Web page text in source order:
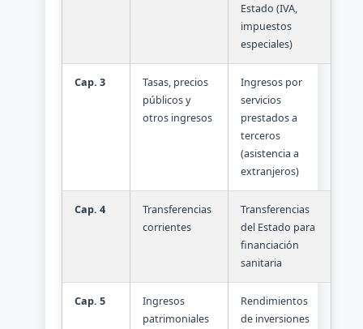
Estado (IVA,
impuestos
especiales)
Cap. 3
Tasas, precios
públicos y
otros ingresos
Ingresos por
servicios
prestados a
terceros
(asistencia a
extranjeros)
Cap. 4
Transferencias
corrientes
Transferencias
del Estado para
financiación
sanitaria
Cap. 5
Ingresos
patrimoniales
Rendimientos
de inversiones